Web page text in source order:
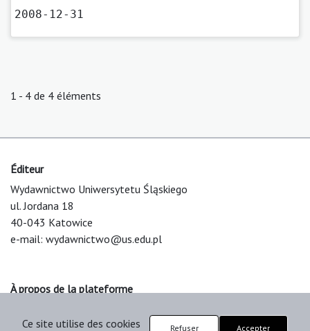
2008-12-31
1 - 4 de 4 éléments
Éditeur
Wydawnictwo Uniwersytetu Śląskiego
ul. Jordana 18
40-043 Katowice
e-mail: wydawnictwo@us.edu.pl
À propos de la plateforme
Support & Customization by LIBCOM
Ce site utilise des cookies Refuser Accepter